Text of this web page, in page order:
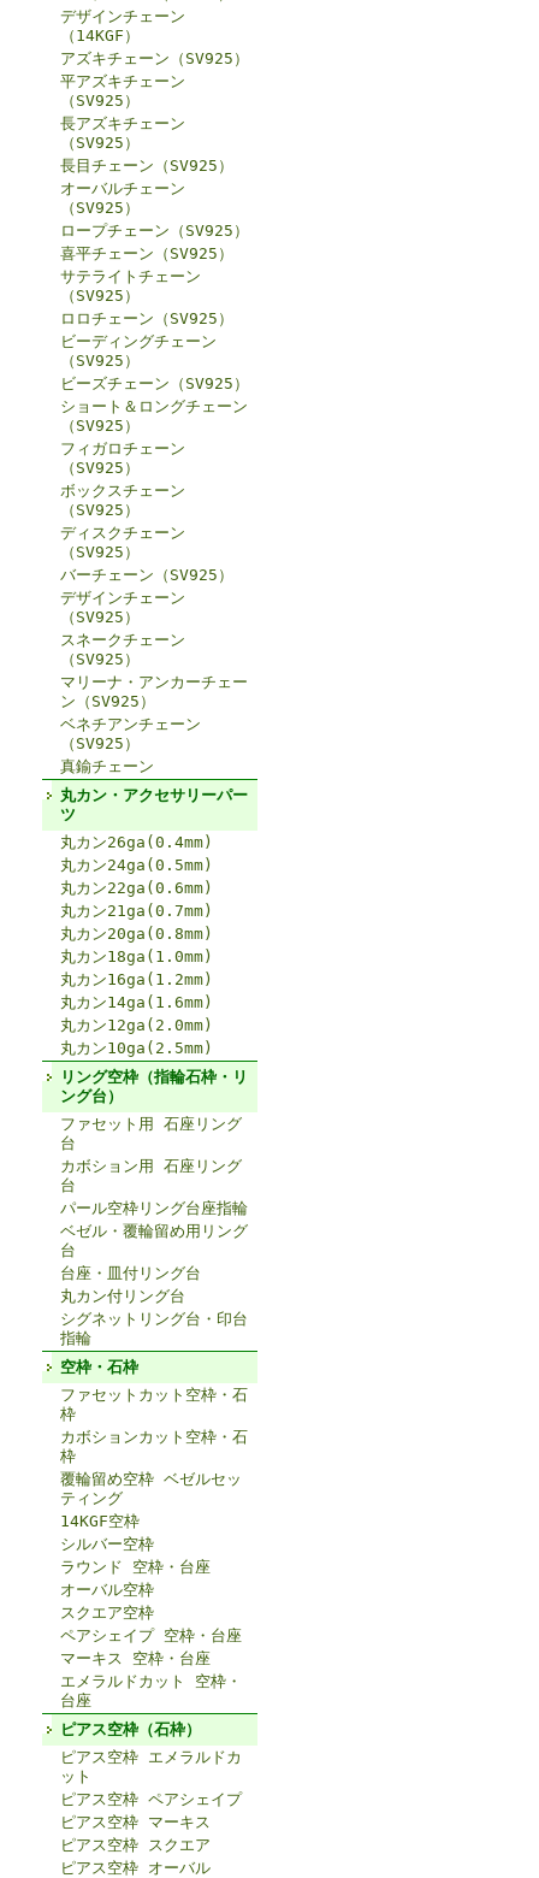
デザインチェーン
（14KGF）
アズキチェーン（SV925）
平アズキチェーン
（SV925）
長アズキチェーン
（SV925）
長目チェーン（SV925）
オーバルチェーン
（SV925）
ロープチェーン（SV925）
喜平チェーン（SV925）
サテライトチェーン
（SV925）
ロロチェーン（SV925）
ビーディングチェーン
（SV925）
ビーズチェーン（SV925）
ショート＆ロングチェーン
（SV925）
フィガロチェーン
（SV925）
ボックスチェーン
（SV925）
ディスクチェーン
（SV925）
バーチェーン（SV925）
デザインチェーン
（SV925）
スネークチェーン
（SV925）
マリーナ・アンカーチェー
ン（SV925）
ベネチアンチェーン
（SV925）
真鍮チェーン
丸カン・アクセサリーパー
ツ
丸カン26ga(0.4mm)
丸カン24ga(0.5mm)
丸カン22ga(0.6mm)
丸カン21ga(0.7mm)
丸カン20ga(0.8mm)
丸カン18ga(1.0mm)
丸カン16ga(1.2mm)
丸カン14ga(1.6mm)
丸カン12ga(2.0mm)
丸カン10ga(2.5mm)
リング空枠（指輪石枠・リ
ング台）
ファセット用 石座リング
台
カボション用 石座リング
台
パール空枠リング台座指輪
ベゼル・覆輪留め用リング
台
台座・皿付リング台
丸カン付リング台
シグネットリング台・印台
指輪
空枠・石枠
ファセットカット空枠・石
枠
カボションカット空枠・石
枠
覆輪留め空枠 ベゼルセッ
ティング
14KGF空枠
シルバー空枠
ラウンド 空枠・台座
オーバル空枠
スクエア空枠
ペアシェイプ 空枠・台座
マーキス 空枠・台座
エメラルドカット 空枠・
台座
ピアス空枠（石枠）
ピアス空枠 エメラルドカ
ット
ピアス空枠 ペアシェイプ
ピアス空枠 マーキス
ピアス空枠 スクエア
ピアス空枠 オーバル